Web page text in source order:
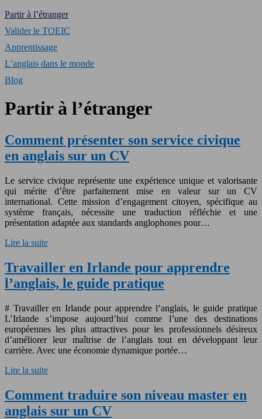
Partir à l’étranger
Valider le TOEIC
Apprentissage
L’anglais dans le monde
Blog
Partir à l’étranger
Comment présenter son service civique
en anglais sur un CV
Le service civique représente une expérience unique et valorisante
qui mérite d’être parfaitement mise en valeur sur un CV
international. Cette mission d’engagement citoyen, spécifique au
système français, nécessite une traduction réfléchie et une
présentation adaptée aux standards anglophones pour…
Lire la suite
Travailler en Irlande pour apprendre
l’anglais, le guide pratique
# Travailler en Irlande pour apprendre l’anglais, le guide pratique
L’Irlande s’impose aujourd’hui comme l’une des destinations
européennes les plus attractives pour les professionnels désireux
d’améliorer leur maîtrise de l’anglais tout en développant leur
carrière. Avec une économie dynamique portée…
Lire la suite
Comment traduire son niveau master en
anglais sur un CV